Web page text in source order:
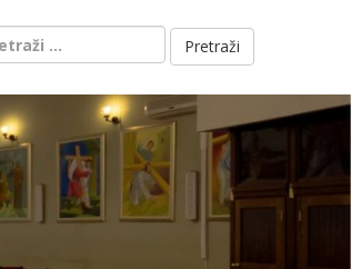
Pretraži: